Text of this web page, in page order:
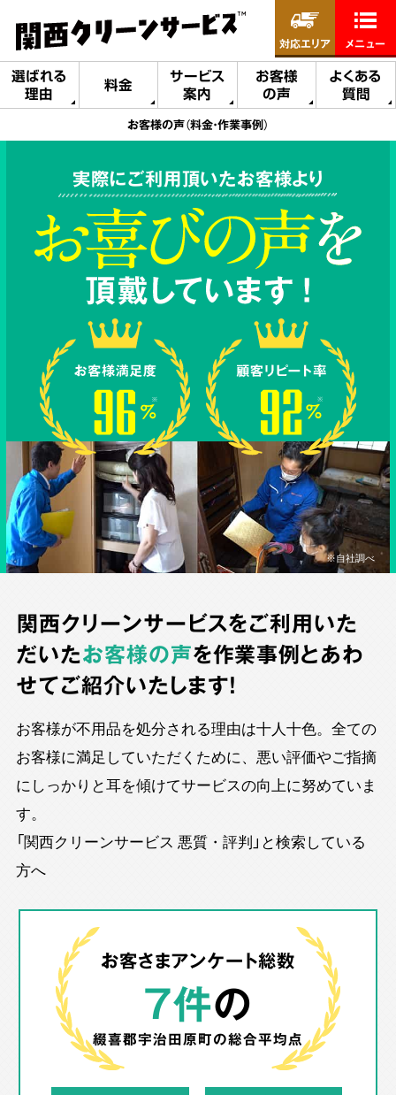
選ばれる
理由
料金
サービス
案内
お客様
の声
よくある
質問
対応エリア メニュー
お客様の声（料金・作業事例）
実際にご利用頂いたお客様より
※自社調べ
関西クリーンサービスをご利用いた
だいたお客様の声を作業事例とあわ
せてご紹介いたします！
お客様が不用品を処分される理由は十人十色。全ての
お客様に満足していただくために、悪い評価やご指摘
にしっかりと耳を傾けてサービスの向上に努めていま
す。
「関西クリーンサービス 悪質・評判」と検索している
方へ
お客さまアンケート総数
7件の
綴喜郡宇治田原町の総合平均点